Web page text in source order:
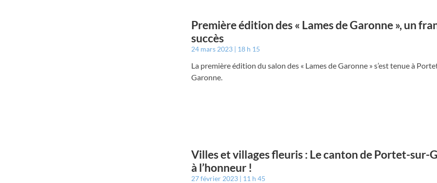
Première édition des « Lames de Garonne », un
succès
24 mars 2023 18 h 15
La première édition du salon des « Lames de Garonne » s’est tenue à
Garonne.
Villes et villages fleuris : Le canton de Portet-sur-
à l’honneur !
27 février 2023 11 h 45